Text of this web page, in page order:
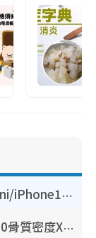
豐澤優惠勁減低至44折！Mac mini/iPhone17Pro大減價！廚房家電$220起
港大推賽馬會強化骨骼計劃！$100骨質密度X光檢查 完成免費運動訓練送超市禮券！附參加資格